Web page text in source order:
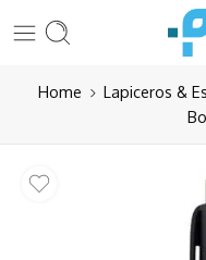
Home Lapiceros &